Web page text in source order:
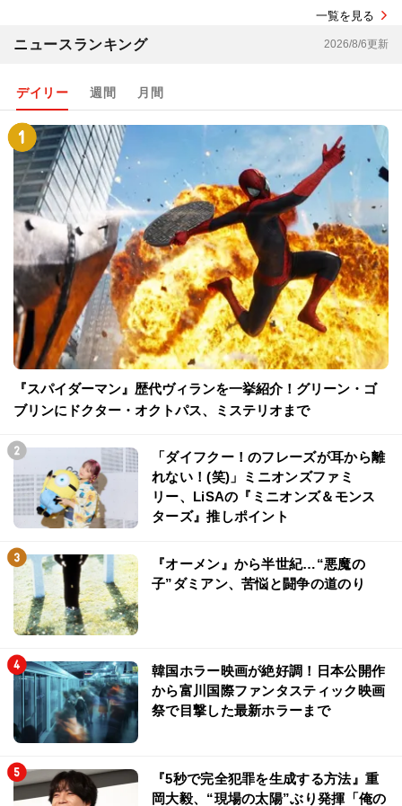
一覧を見る
ニュースランキング 2026/8/6更新
デイリー 週間 月間
『スパイダーマン』歴代ヴィランを一挙紹介！グリーン・ゴ
ブリンにドクター・オクトパス、ミステリオまで
「ダイフクー！のフレーズが耳から離
れない！(笑)」ミニオンズファミ
リー、LiSAの『ミニオンズ＆モンス
ターズ』推しポイント
『オーメン』から半世紀…“悪魔の
子”ダミアン、苦悩と闘争の道のり
韓国ホラー映画が絶好調！日本公開作
から富川国際ファンタスティック映画
祭で目撃した最新ホラーまで
『5秒で完全犯罪を生成する方法』重
岡大毅、“現場の太陽”ぶり発揮「俺の